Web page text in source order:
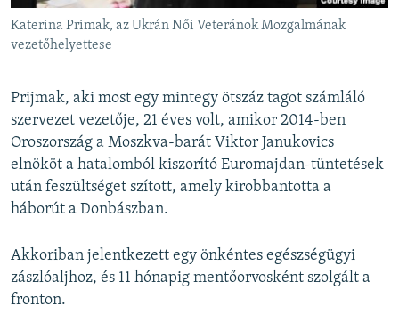
Katerina Primak, az Ukrán Női Veteránok Mozgalmának
vezetőhelyettese
Prijmak, aki most egy mintegy ötszáz tagot számláló
szervezet vezetője, 21 éves volt, amikor 2014-ben
Oroszország a Moszkva-barát Viktor Janukovics
elnököt a hatalomból kiszorító Euromajdan-tüntetések
után feszültséget szított, amely kirobbantotta a
háborút a Donbászban.
Akkoriban jelentkezett egy önkéntes egészségügyi
zászlóaljhoz, és 11 hónapig mentőorvosként szolgált a
fronton.